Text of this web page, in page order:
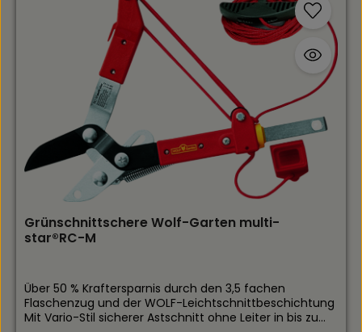
Grünschnittschere Wolf-Garten multi-
star®RC-M
Über 50 % Kraftersparnis durch den 3,5 fachen
Flaschenzug und der WOLF-Leichtschnittbeschichtung
Mit Vario-Stil sicherer Astschnitt ohne Leiter in bis zu